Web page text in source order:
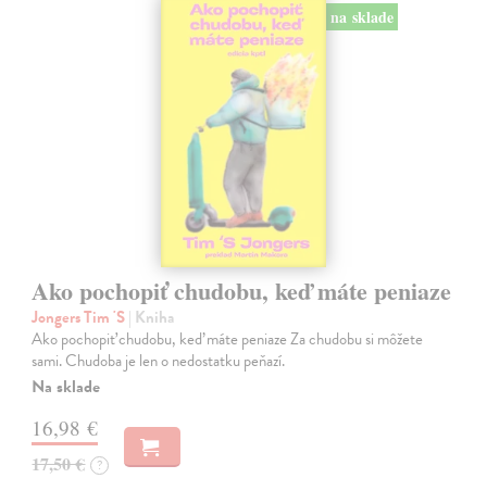
na sklade
Ako pochopiť chudobu, keď máte peniaze
Jongers Tim 'S| Kniha
Ako pochopiť chudobu, keď máte peniaze Za chudobu si môžete
sami. Chudoba je len o nedostatku peňazí.
Na sklade
16,98 €
17,50 € ?